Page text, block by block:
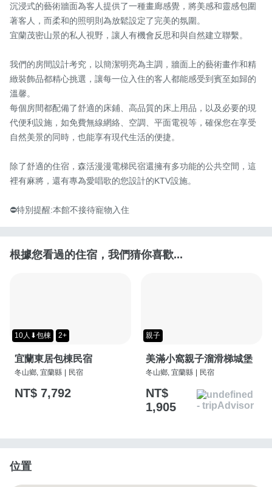
沉浸式的藝術牆面為客人提供了一種畫廊感覺，將美感和靈感包圍
著客人，而柔和的照明則為放鬆設定了完美的氛圍。
宜蘭茂密山景的私人視野，讓人有機會反思和與自然建立聯繫。
我們的房間設計考究，以簡潔明亮為主調，牆面上的藝術畫作和精
緻裝飾品都精心挑選，讓每一位入住的客人都能感受到賓至如歸的
溫馨。
每個房間都配備了舒適的床鋪、高品質的床上用品，以及必要的現
代便利設施，如免費無線網絡、空調、平面電視等，確保您在享受
自然美景的同時，也能享有現代生活的便捷。
除了舒適的住宿，森活漫漫電梯民宿還擁有多功能的公共空間，這
裡有麻將，還有專為愛唱歌的您設計的KTV設施。
⛔️特別提醒:本館不接待寵物入住
根據您看過的住宿，我們猜你喜歡...
10人⬇包棟 2+
宜蘭東居包棟民宿
冬山鄉, 宜蘭縣 民宿
NT$ 7,792
親子
美滿小窩親子溜滑梯城堡
冬山鄉, 宜蘭縣 民宿
NT$
1,905
位置